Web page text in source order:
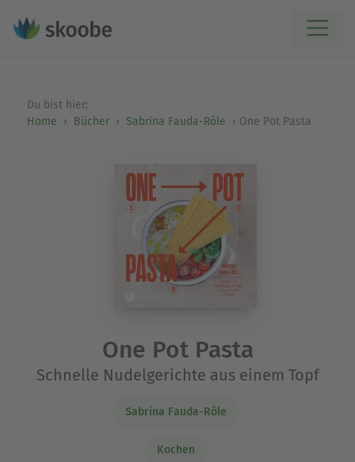
Du bist hier:
Home
Bücher Sabrina Fauda-Rôle One Pot Pasta
One Pot Pasta
Schnelle Nudelgerichte aus einem Topf
Sabrina Fauda-Rôle
Kochen